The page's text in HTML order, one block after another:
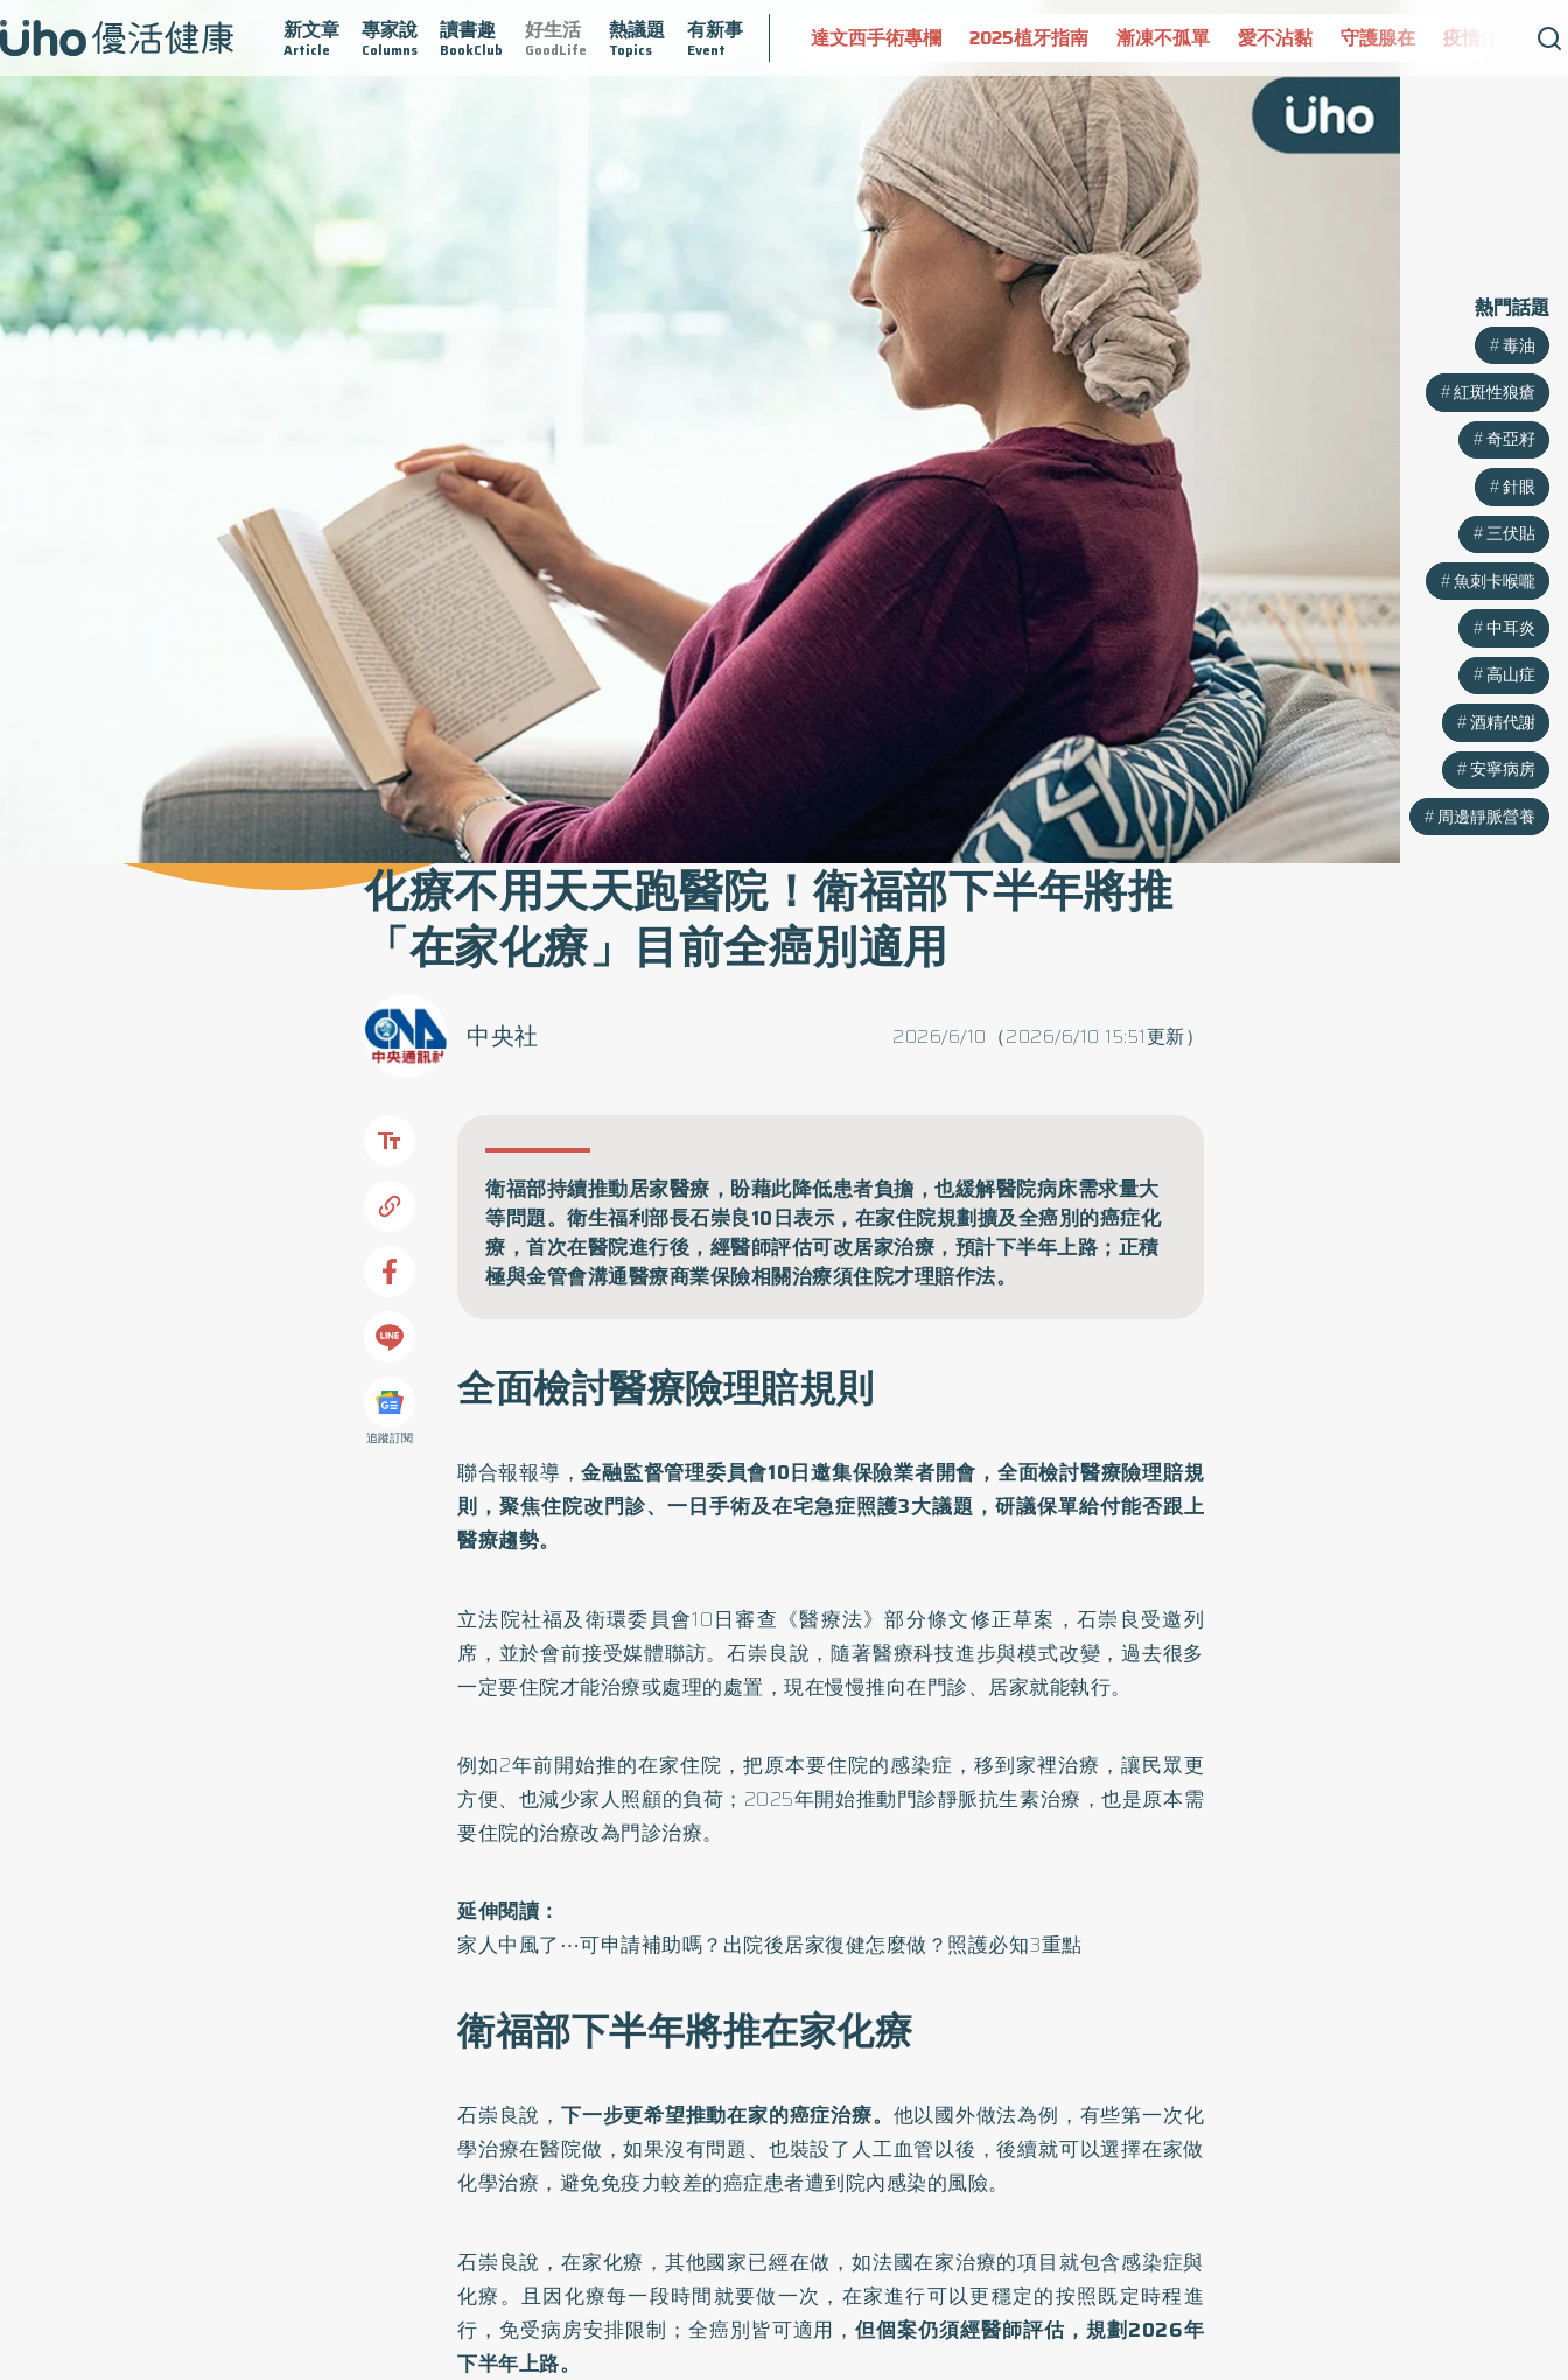
新文章
Article
專家說
Columns
讀書趣
BookClub
好生活
GoodLife
熱議題
Topics
有新事
Event
疫情保衛戰 再生醫學 愛的未來視 認識攝護腺肥大 守護骨骼健康 達文西手術專欄 2025植牙指南 漸凍不孤單 愛不沾黏 守護腺在 疫情保衛戰 再生醫學 愛的
化療不用天天跑醫院！衛福部下半年將推
「在家化療」目前全癌別適用
2026/6/10（2026/6/10 15:51更新）
中央社
追蹤訂閱
衛福部持續推動居家醫療，盼藉此降低患者負擔，也緩解醫院病床需求量大
等問題。衛生福利部長石崇良10日表示，在家住院規劃擴及全癌別的癌症化
療，首次在醫院進行後，經醫師評估可改居家治療，預計下半年上路；正積
極與金管會溝通醫療商業保險相關治療須住院才理賠作法。
全面檢討醫療險理賠規則
聯合報報導，金融監督管理委員會10日邀集保險業者開會，全面檢討醫療險理賠規
則，聚焦住院改門診、一日手術及在宅急症照護3大議題，研議保單給付能否跟上
醫療趨勢。
立法院社福及衛環委員會10日審查 《醫療法》部分條文修正草案，石崇良受邀列
席，並於會前接受媒體聯訪。石崇良說，隨著醫療科技進步與模式改變，過去很多
一定要住院才能治療或處理的處置，現在慢慢推向在門診、居家就能執行。
例如2年前開始推的在家住院，把原本要住院的感染症，移到家裡治療，讓民眾更
方便、也減少家人照顧的負荷；2025年開始推動門診靜脈抗生素治療，也是原本需
要住院的治療改為門診治療。
延伸閱讀：
家人中風了⋯可申請補助嗎？出院後居家復健怎麼做？照護必知3重點
衛福部下半年將推在家化療
石崇良說， 下一步更希望推動在家的癌症治療。 他以國外做法為例，有些第一次化
學治療在醫院做，如果沒有問題、也裝設了人工血管以後，後續就可以選擇在家做
化學治療，避免免疫力較差的癌症患者遭到院內感染的風險。
石崇良說，在家化療，其他國家已經在做，如法國在家治療的項目就包含感染症與
化療。且因化療每一段時間就要做一次，在家進行可以更穩定的按照既定時程進
行，免受病房安排限制；全癌別皆可適用，但個案仍須經醫師評估，規劃2026年
下半年上路。
熱門話題
毒油
紅斑性狼瘡
奇亞籽
針眼
三伏貼
魚刺卡喉嚨
中耳炎
高山症
酒精代謝
安寧病房
周邊靜脈營養
熱門話題
毒油
紅斑性狼瘡
奇亞籽
針眼
三伏貼
魚刺卡喉嚨
中耳炎
高山症
酒精代謝
安寧病房
周邊靜脈營養